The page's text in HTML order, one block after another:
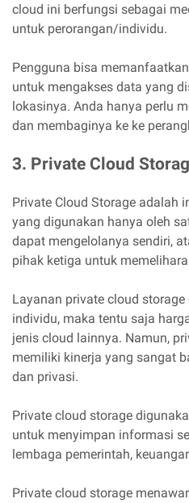
cloud ini berfungsi sebagai
untuk perorangan/individu.
Pengguna bisa
untuk mengakses data yang
lokasinya. Anda hanya perlu
dan membaginya ke ke
3. Private Cloud
Private Cloud Storage adalah
yang digunakan hanya oleh
dapat mengelolanya sendiri,
pihak ketiga untuk
Layanan private cloud
individu, maka tentu saja
jenis cloud lainnya. Namun,
memiliki kinerja yang sangat
dan privasi.
Private cloud storage
untuk menyimpan informasi
lembaga pemerintah,
Private cloud storage